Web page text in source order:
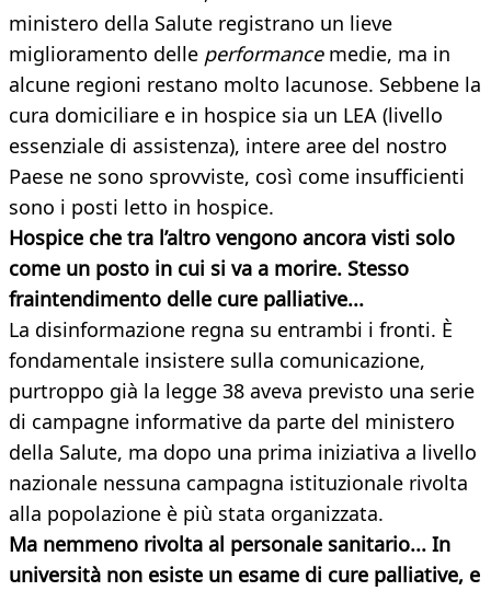
ministero della Salute registrano un lieve
miglioramento delle performance medie, ma in
alcune regioni restano molto lacunose. Sebbene la
cura domiciliare e in hospice sia un LEA (livello
essenziale di assistenza), intere aree del nostro
Paese ne sono sprovviste, così come insufficienti
sono i posti letto in hospice.
Hospice che tra l’altro vengono ancora visti solo
come un posto in cui si va a morire. Stesso
fraintendimento delle cure palliative...
La disinformazione regna su entrambi i fronti. È
fondamentale insistere sulla comunicazione,
purtroppo già la legge 38 aveva previsto una serie
di campagne informative da parte del ministero
della Salute, ma dopo una prima iniziativa a livello
nazionale nessuna campagna istituzionale rivolta
alla popolazione è più stata organizzata.
Ma nemmeno rivolta al personale sanitario... In
università non esiste un esame di cure palliative, e